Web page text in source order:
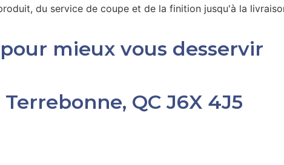
du service de coupe et de la finition jusqu'à la
mieux vous desservir
QC J6X 4J5